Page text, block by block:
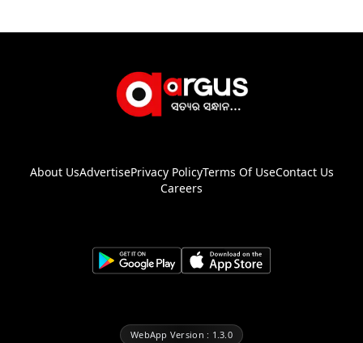
About UsAdvertisePrivacy PolicyTerms Of UseContact Us
Careers
WebApp Version : 1.3.0